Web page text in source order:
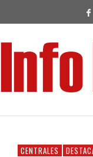
CENTRALES